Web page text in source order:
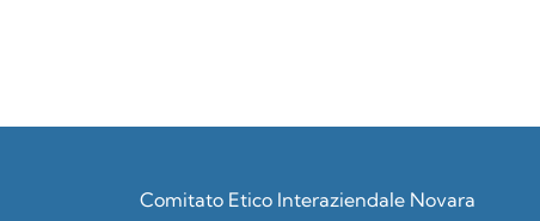
Comitato Etico Interaziendale Novara